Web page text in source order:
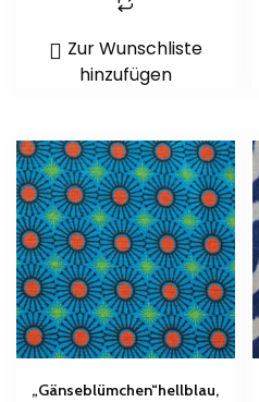
Zur Wunschliste
hinzufügen
„Gänseblümchen“hellblau,